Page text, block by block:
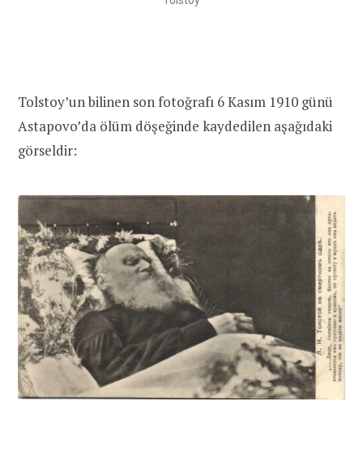
Tolstoy’un bilinen son fotoğrafı 6 Kasım 1910 günü
Astapovo’da ölüm döşeğinde kaydedilen aşağıdaki
görseldir: